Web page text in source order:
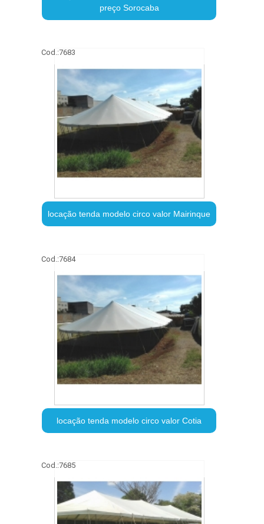
preço Sorocaba
Cod.:7683
locação tenda modelo circo valor Mairinque
Cod.:7684
locação tenda modelo circo valor Cotia
Cod.:7685